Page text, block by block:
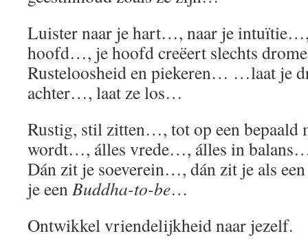
Luister naar je hart…, naar je
hoofd…, je hoofd creëert slechts
Rusteloosheid en piekeren… …laat je
achter…, laat ze los…
Rustig, stil zitten…, tot op een bepaald
wordt…, álles vrede…, álles in
Dán zit je soeverein…, dán zit je als
je eenBuddha-to-be…
Ontwikkel vriendelijkheid naar jezelf.